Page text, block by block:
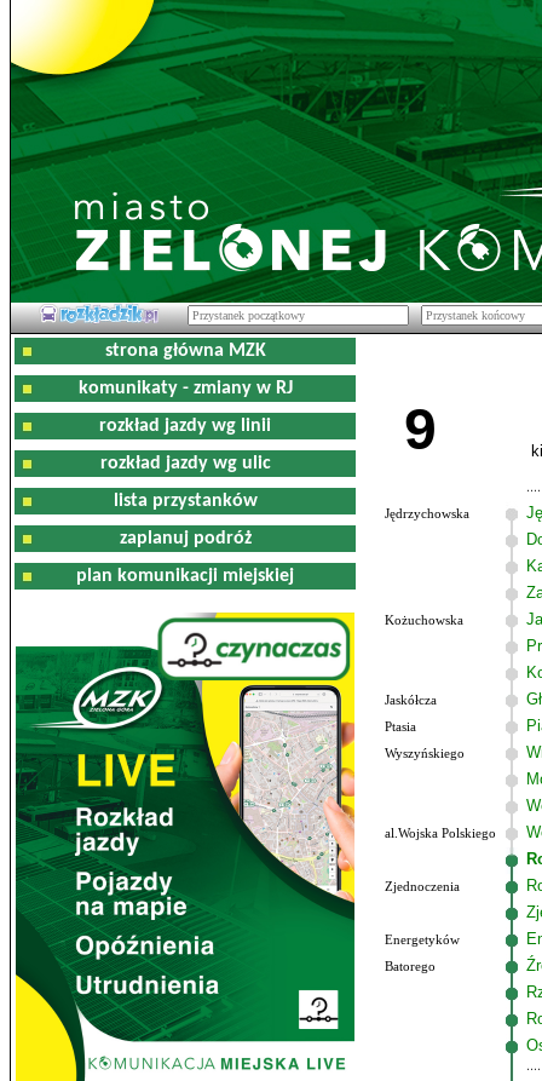
strona główna MZK
komunikaty - zmiany w RJ
rozkład jazdy wg linii
rozkład jazdy wg ulic
lista przystanków
zaplanuj podróż
plan komunikacji miejskiej
9
Jędrzychowska
Kożuchowska
Jaskółcza
Ptasia
Wyszyńskiego
al.Wojska Polskiego
Zjednoczenia
Energetyków
Batorego